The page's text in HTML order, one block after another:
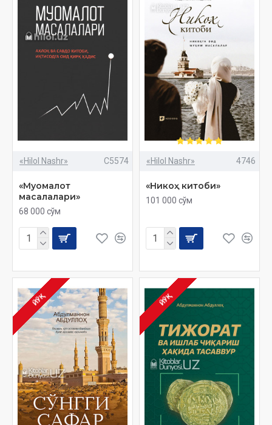
«Hilol Nashr» C5574
«Муомалот
масалалари»
68 000 сўм
«Hilol Nashr» 4746
«Никоҳ китоби»
101 000 сўм
ЙЎҚ ЙЎҚ